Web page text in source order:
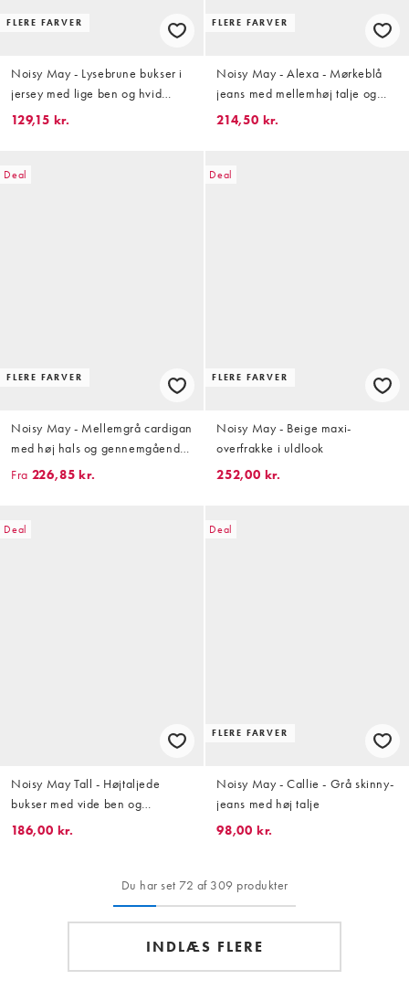
FLERE FARVER
Noisy May - Lysebrune bukser i
jersey med lige ben og hvid
sidestribe
129,15 kr.
FLERE FARVER
Noisy May - Alexa - Mørkeblå
jeans med mellemhøj talje og
lige ben
214,50 kr.
Deal
FLERE FARVER
Noisy May - Mellemgrå cardigan
med høj hals og gennemgående
lynlås
Fra 226,85 kr.
Deal
FLERE FARVER
Noisy May - Beige maxi-
overfrakke i uldlook
252,00 kr.
Deal
Noisy May Tall - Højtaljede
bukser med vide ben og
plisserede detaljer i brune tern
186,00 kr.
Deal
FLERE FARVER
Noisy May - Callie - Grå skinny-
jeans med høj talje
98,00 kr.
Du har set 72 af 309 produkter
INDLÆS FLERE